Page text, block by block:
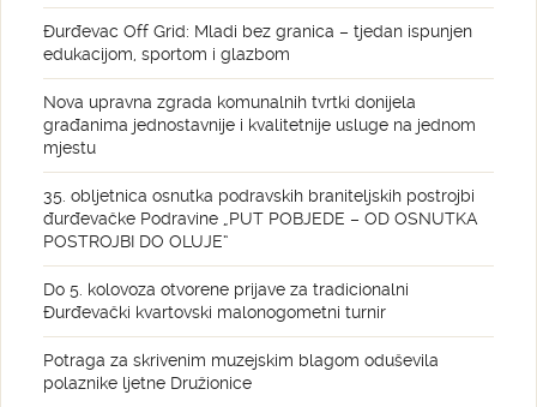
Đurđevac Off Grid: Mladi bez granica – tjedan ispunjen
edukacijom, sportom i glazbom
Nova upravna zgrada komunalnih tvrtki donijela
građanima jednostavnije i kvalitetnije usluge na jednom
mjestu
35. obljetnica osnutka podravskih braniteljskih postrojbi
đurđevačke Podravine „PUT POBJEDE – OD OSNUTKA
POSTROJBI DO OLUJE“
Do 5. kolovoza otvorene prijave za tradicionalni
Đurđevački kvartovski malonogometni turnir
Potraga za skrivenim muzejskim blagom oduševila
polaznike ljetne Družionice